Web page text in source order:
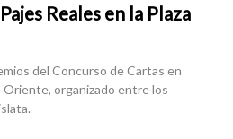
Reales en la Plaza
del Concurso de Cartas en
Oriente, organizado entre los